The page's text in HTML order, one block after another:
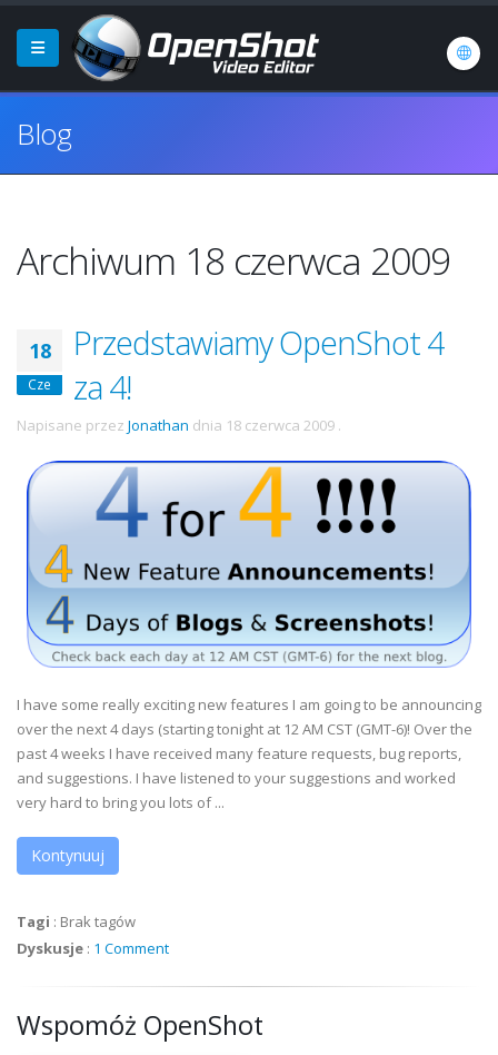
Blog
Archiwum 18 czerwca 2009
18
Cze
Przedstawiamy OpenShot 4
za 4!
Napisane przez Jonathan dnia 18 czerwca 2009 .
I have some really exciting new features I am going to be announcing
over the next 4 days (starting tonight at 12 AM CST (GMT-6)! Over the
past 4 weeks I have received many feature requests, bug reports,
and suggestions. I have listened to your suggestions and worked
very hard to bring you lots of ...
Kontynuuj
Tagi : Brak tagów
Dyskusje : 1 Comment
Wspomóż OpenShot